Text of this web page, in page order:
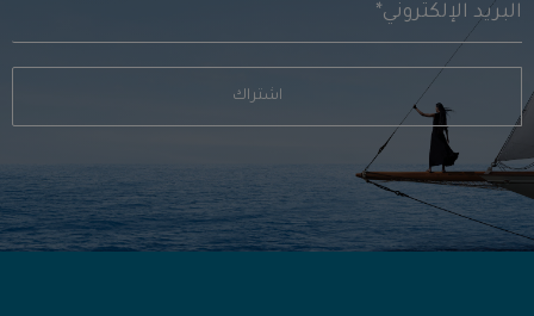
اشتراك